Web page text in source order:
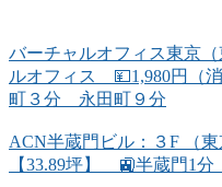
バーチャルオフィス東京
ルオフィス 💴1,980円（
町３分 永田町９分
ACN半蔵門ビル：３F （
【33.89坪】 🚉半蔵門1